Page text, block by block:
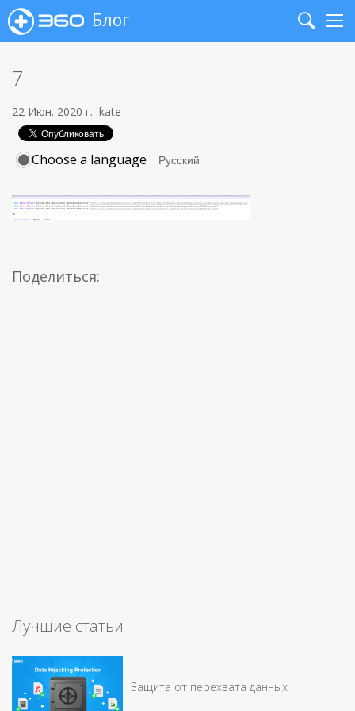
Блог
Search
7
22 Июн. 2020 г. kate
Choose a language
Поделиться:
Лучшие статьи
Защита от перехвата данных